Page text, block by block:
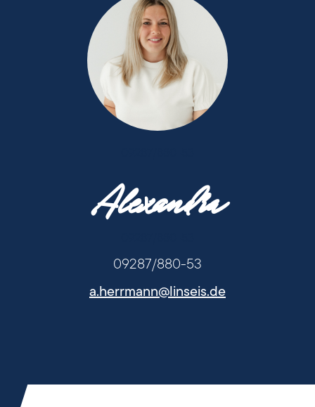
Alexandra
09287/880-53
a.herrmann@linseis.de